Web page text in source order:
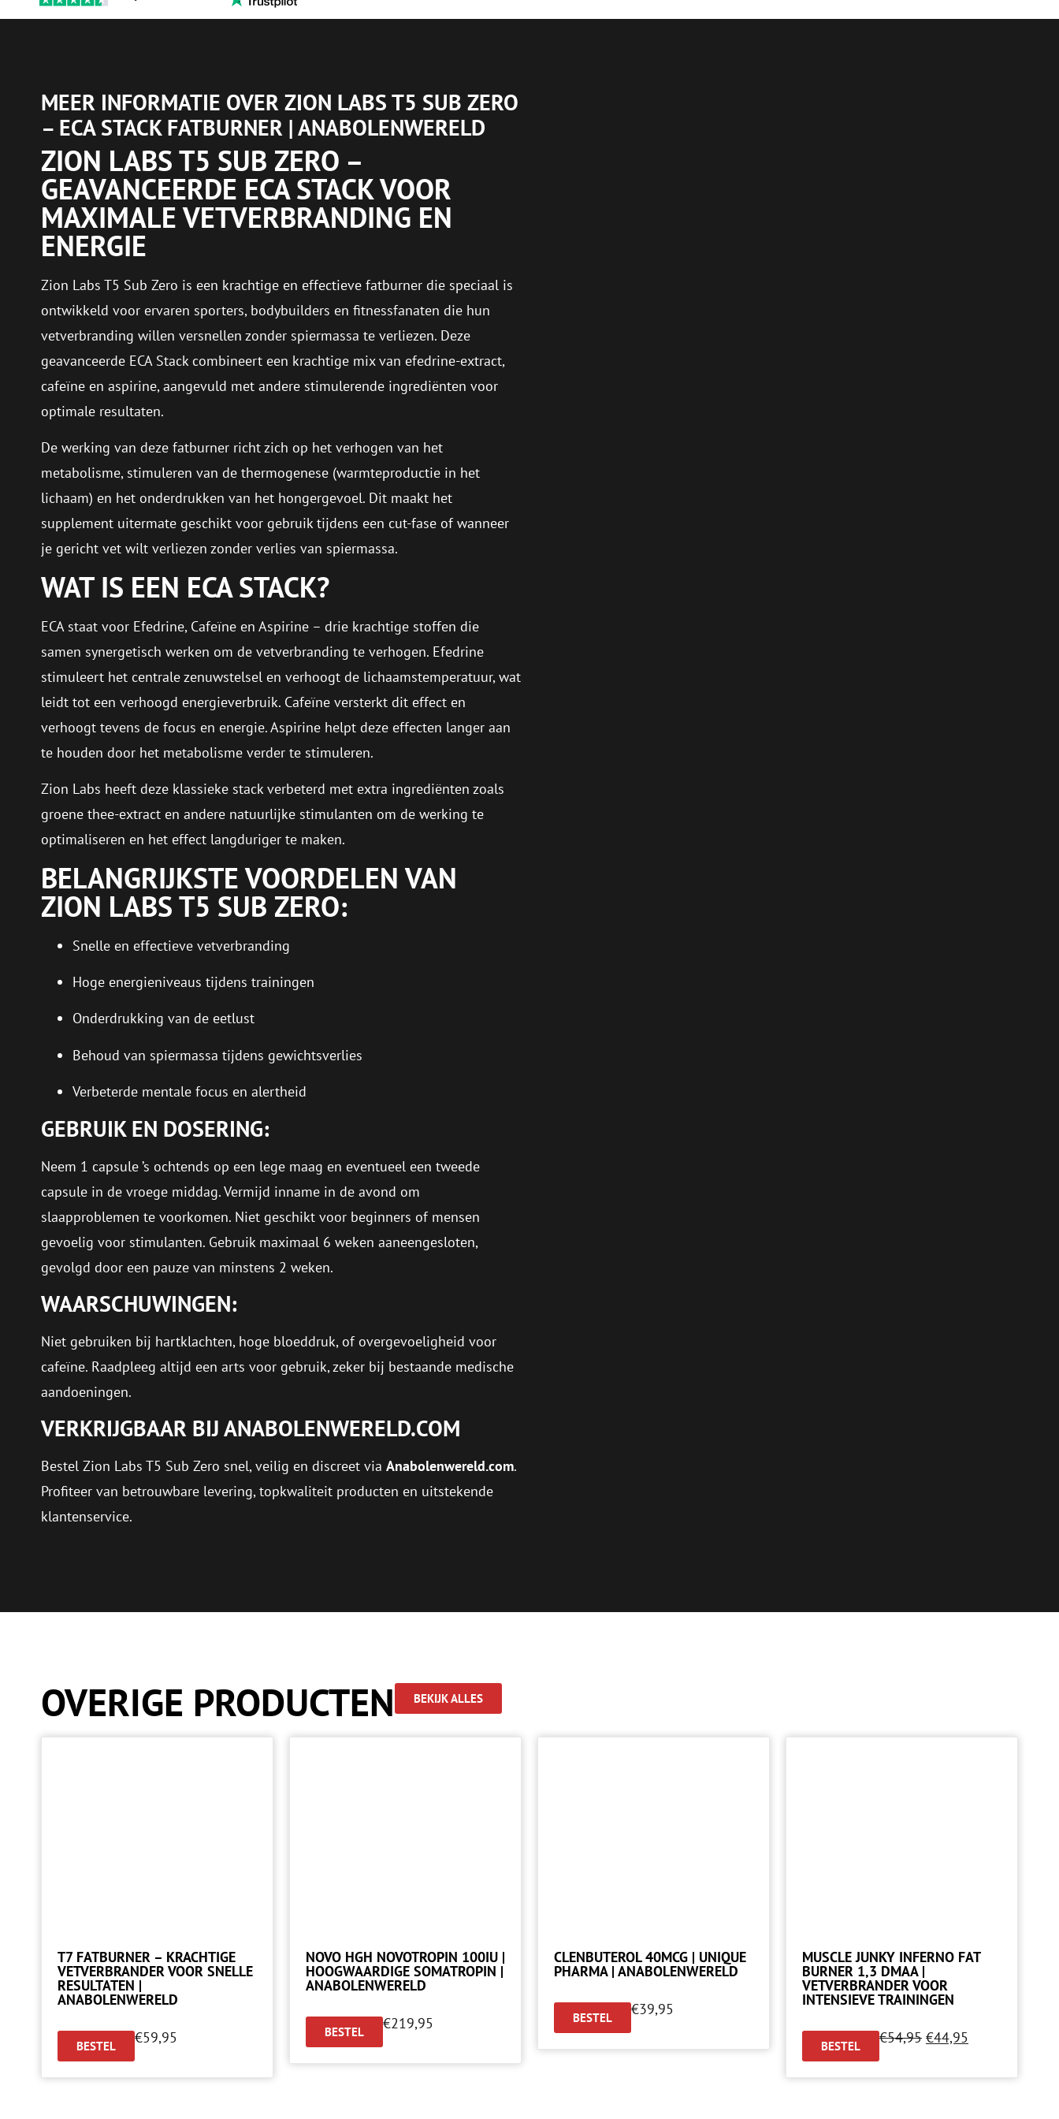
MEER INFORMATIE OVER ZION LABS T5 SUB ZERO
– ECA STACK FATBURNER | ANABOLENWERELD
ZION LABS T5 SUB ZERO –
GEAVANCEERDE ECA STACK VOOR
MAXIMALE VETVERBRANDING EN
ENERGIE
Zion Labs T5 Sub Zero is een krachtige en effectieve fatburner die speciaal is
ontwikkeld voor ervaren sporters, bodybuilders en fitnessfanaten die hun
vetverbranding willen versnellen zonder spiermassa te verliezen. Deze
geavanceerde ECA Stack combineert een krachtige mix van efedrine-extract,
cafeïne en aspirine, aangevuld met andere stimulerende ingrediënten voor
optimale resultaten.
De werking van deze fatburner richt zich op het verhogen van het
metabolisme, stimuleren van de thermogenese (warmteproductie in het
lichaam) en het onderdrukken van het hongergevoel. Dit maakt het
supplement uitermate geschikt voor gebruik tijdens een cut-fase of wanneer
je gericht vet wilt verliezen zonder verlies van spiermassa.
WAT IS EEN ECA STACK?
ECA staat voor Efedrine, Cafeïne en Aspirine – drie krachtige stoffen die
samen synergetisch werken om de vetverbranding te verhogen. Efedrine
stimuleert het centrale zenuwstelsel en verhoogt de lichaamstemperatuur, wat
leidt tot een verhoogd energieverbruik. Cafeïne versterkt dit effect en
verhoogt tevens de focus en energie. Aspirine helpt deze effecten langer aan
te houden door het metabolisme verder te stimuleren.
Zion Labs heeft deze klassieke stack verbeterd met extra ingrediënten zoals
groene thee-extract en andere natuurlijke stimulanten om de werking te
optimaliseren en het effect langduriger te maken.
BELANGRIJKSTE VOORDELEN VAN
ZION LABS T5 SUB ZERO:
Snelle en effectieve vetverbranding
Hoge energieniveaus tijdens trainingen
Onderdrukking van de eetlust
Behoud van spiermassa tijdens gewichtsverlies
Verbeterde mentale focus en alertheid
GEBRUIK EN DOSERING:
Neem 1 capsule ’s ochtends op een lege maag en eventueel een tweede
capsule in de vroege middag. Vermijd inname in de avond om
slaapproblemen te voorkomen. Niet geschikt voor beginners of mensen
gevoelig voor stimulanten. Gebruik maximaal 6 weken aaneengesloten,
gevolgd door een pauze van minstens 2 weken.
WAARSCHUWINGEN:
Niet gebruiken bij hartklachten, hoge bloeddruk, of overgevoeligheid voor
cafeïne. Raadpleeg altijd een arts voor gebruik, zeker bij bestaande medische
aandoeningen.
VERKRIJGBAAR BIJ ANABOLENWERELD.COM
Bestel Zion Labs T5 Sub Zero snel, veilig en discreet via Anabolenwereld.com.
Profiteer van betrouwbare levering, topkwaliteit producten en uitstekende
klantenservice.
OVERIGE PRODUCTEN BEKIJK ALLES
T7 FATBURNER – KRACHTIGE
VETVERBRANDER VOOR SNELLE
RESULTATEN |
ANABOLENWERELD
BESTEL €59,95
NOVO HGH NOVOTROPIN 100IU |
HOOGWAARDIGE SOMATROPIN |
ANABOLENWERELD
BESTEL €219,95
CLENBUTEROL 40MCG | UNIQUE
PHARMA | ANABOLENWERELD
BESTEL €39,95
MUSCLE JUNKY INFERNO FAT
BURNER 1,3 DMAA |
VETVERBRANDER VOOR
INTENSIEVE TRAININGEN
BESTEL €54,95 €44,95